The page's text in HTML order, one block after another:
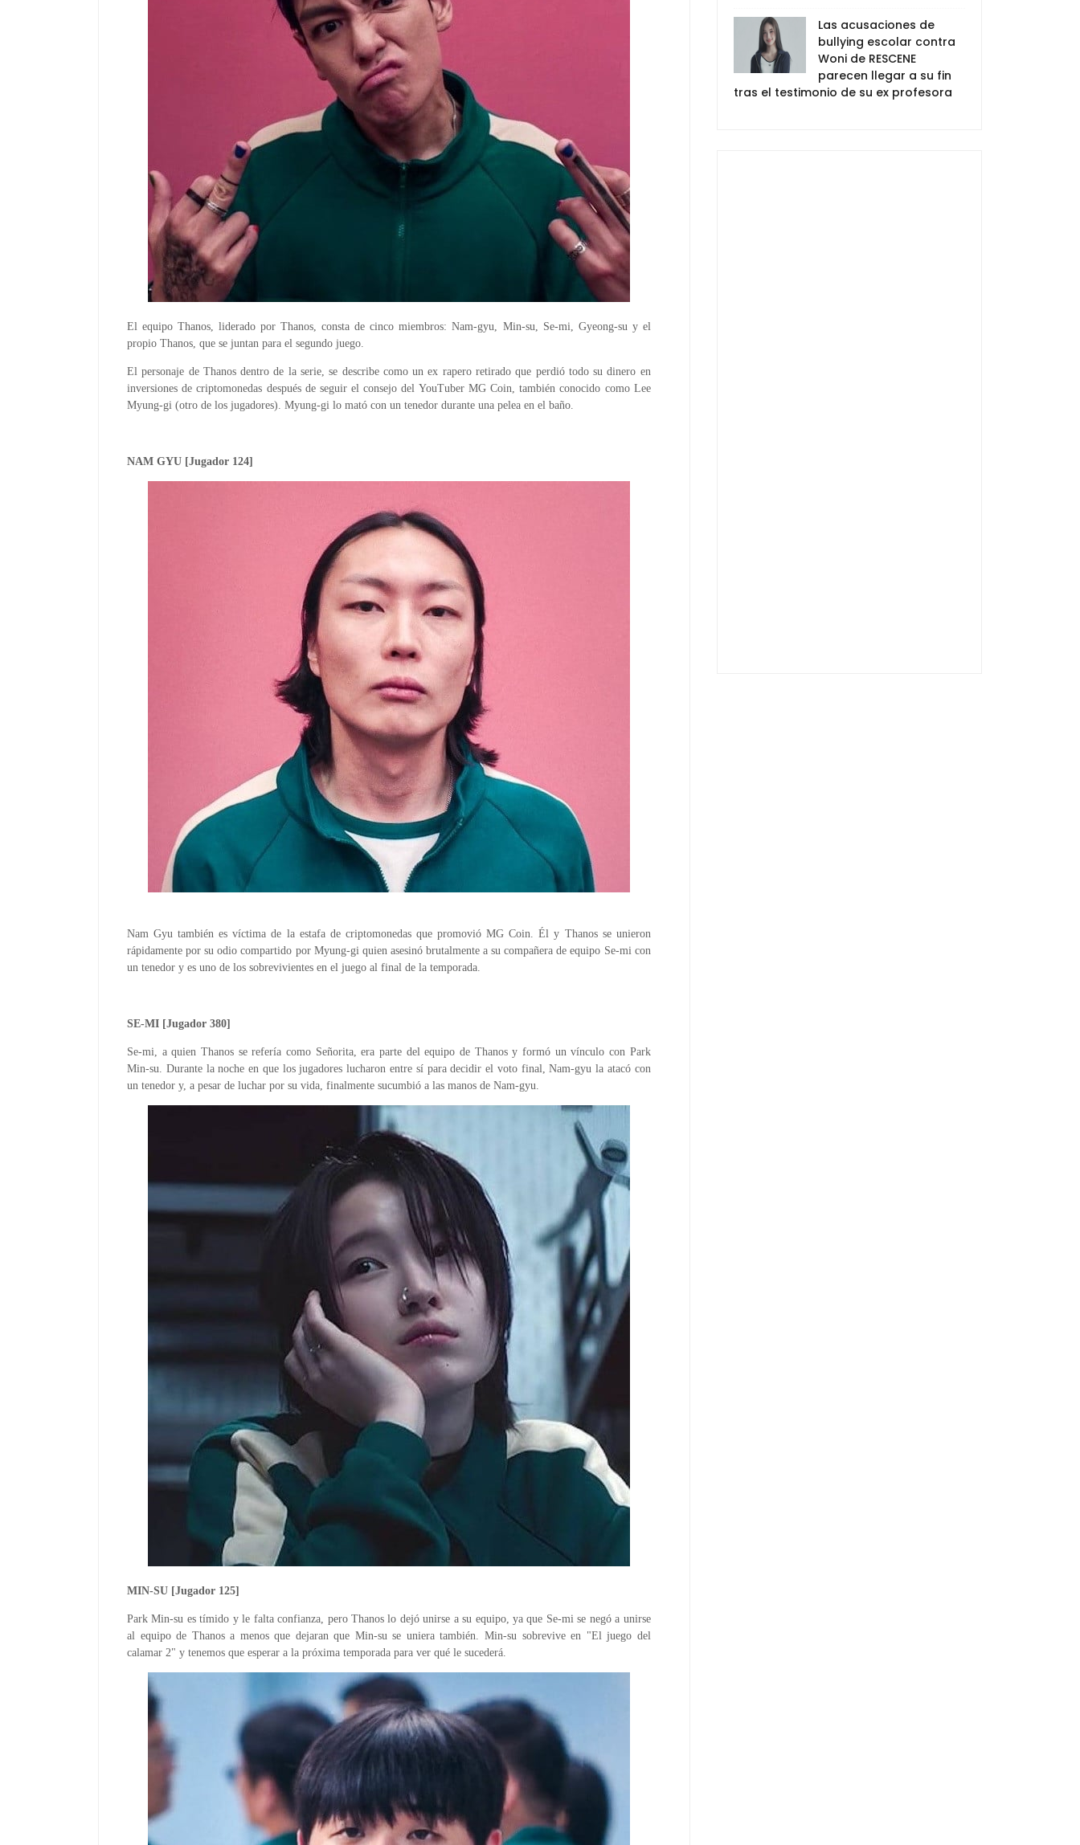
El equipo Thanos, liderado por Thanos, consta de cinco miembros: Nam-gyu, Min-su, Se-mi, Gyeong-su y el
propio Thanos, que se juntan para el segundo juego.
El personaje de Thanos dentro de la serie, se describe como un ex rapero retirado que perdió todo su dinero en
inversiones de criptomonedas después de seguir el consejo del YouTuber MG Coin, también conocido como Lee
Myung-gi (otro de los jugadores). Myung-gi lo mató con un tenedor durante una pelea en el baño.
NAM GYU [Jugador 124]
Nam Gyu también es víctima de la estafa de criptomonedas que promovió MG Coin. Él y Thanos se unieron
rápidamente por su odio compartido por Myung-gi quien asesinó brutalmente a su compañera de equipo Se-mi con
un tenedor y es uno de los sobrevivientes en el juego al final de la temporada.
SE-MI [Jugador 380]
Se-mi, a quien Thanos se refería como Señorita, era parte del equipo de Thanos y formó un vínculo con Park
Min-su. Durante la noche en que los jugadores lucharon entre sí para decidir el voto final, Nam-gyu la atacó con
un tenedor y, a pesar de luchar por su vida, finalmente sucumbió a las manos de Nam-gyu.
MIN-SU [Jugador 125]
Park Min-su es tímido y le falta confianza, pero Thanos lo dejó unirse a su equipo, ya que Se-mi se negó a unirse
al equipo de Thanos a menos que dejaran que Min-su se uniera también. Min-su sobrevive en "El juego del
calamar 2" y tenemos que esperar a la próxima temporada para ver qué le sucederá.
Las acusaciones de
bullying escolar contra
Woni de RESCENE
parecen llegar a su fin
tras el testimonio de su ex profesora